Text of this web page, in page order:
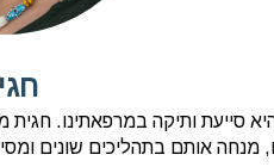
סייעת ותיקה במרפאתינו.
מנחה אותם בתהליכים שונים